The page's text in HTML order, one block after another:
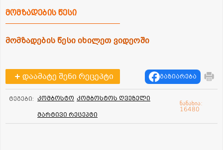
მომზადების წესი
მომზადების წესი იხილეთ ვიდეოში
დაამატე შენი რეცეპტი გაზიარება
ტეგები: კომბოსტო კომბოსტოს ღვეზელი
მარტივი რეცეპტი
ნანახია:
16480